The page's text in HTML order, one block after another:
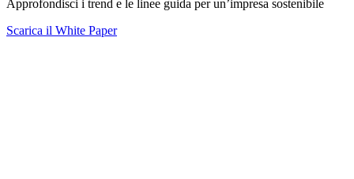
Approfondisci i trend e le linee guida per un’impresa sostenibile
Scarica il White Paper